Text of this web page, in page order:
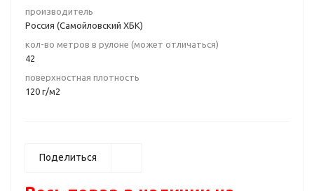
производитель
Россия (Самойловский ХБК)
кол-во метров в рулоне (может отличаться)
42
поверхностная плотность
120 г/м2
Поделиться